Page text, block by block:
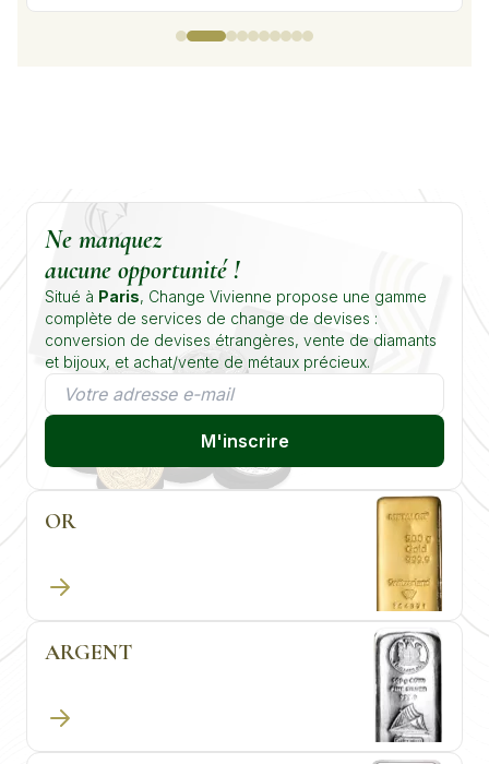
Ne manquez
aucune opportunité !
Situé à Paris, Change Vivienne propose une gamme
complète de services de change de devises :
conversion de devises étrangères, vente de diamants
et bijoux, et achat/vente de métaux précieux.
M'inscrire
OR
ARGENT